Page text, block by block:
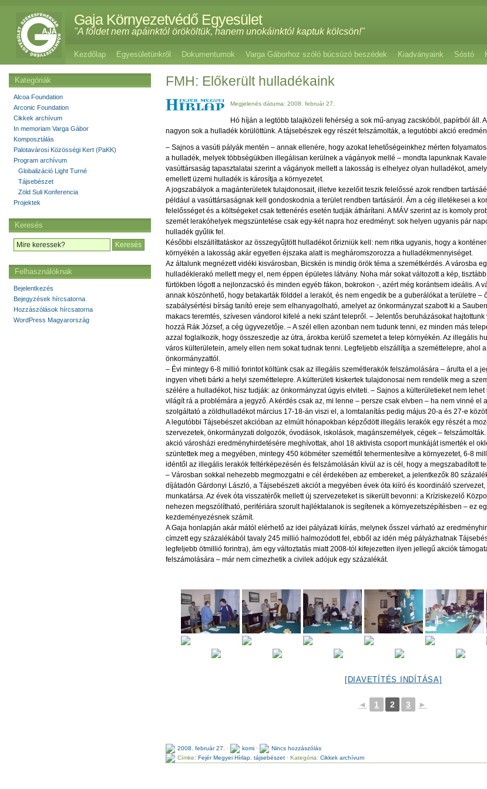
Gaja Környezetvédő Egyesület
"A földet nem apáinktól örököltük, hanem unokáinktól kaptuk kölcsön!"
Kezdőlap Egyesületünkről Dokumentumok Varga Gáborhoz szóló búcsúzó beszédek Kiadványaink Sóstó
FMH: Előkerült hulladékaink
Megjelenés dátuma: 2008. február 27
Hó híján a legtöbb talajközeli fehérség a sok mű-anyag zacskóból, papírból áll.
nagyon sok a hulladék körülöttünk. A tájsebészek egy részét felszámolták, a legutóbbi akció
– Sajnos a vasúti pályák mentén – annak ellenére, hogy azokat lehetőségeinkhez mérten
a hulladék, melyek többségükben illegálisan kerülnek a vágányok mellé – mondta lapunknak
vasúttársaság tapasztalatai szerint a vágányok mellett a lakosság is elhelyez olyan hulladékot,
emellett üzemi hulladék is károsítja a környezetet.
A jogszabályok a magánterületek tulajdonosait, illetve kezelőit teszik felelőssé azok rendben
például a vasúttársaságnak kell gondoskodnia a terület rendben tartásáról. Ám a cég illetékesei a
felelősséget és a költségeket csak tettenérés esetén tudják áthárítani. A MÁV szerint az is komoly
szemét lerakóhelyek megszüntetése csak egy-két napra hoz eredményt: sok helyen ugyanis pár
hulladék gyűlik fel.
Későbbi elszállíttatáskor az összegyűjtött hulladékot őrizniük kell: nem ritka ugyanis, hogy a
környékén a lakosság akár egyetlen éjszaka alatt is megháromszorozza a hulladékmennyiséget.
Az általunk megnézett vidéki kisvárosban, Bicskén is mindig örök téma a szemétkérdés. A városba
hulladéklerakó mellett megy el, nem éppen épületes látvány. Noha már sokat változott a kép,
fürtökben lógott a nejlonzacskó és minden egyéb fákon, bokrokon -, azért még korántsem ideális. A
annak köszönhető, hogy betakarták földdel a lerakót, és nem engedik be a guberálókat a területre –
szabálysértési bírság tanító ereje sem elhanyagolható, amelyet az önkormányzat szabott ki a
makacs teremtés, szívesen vándorol kifelé a neki szánt telepről. – Jelentős beruházásokat
hozzá Rák József, a cég ügyvezetője. – A szél ellen azonban nem tudunk tenni, ez minden más
azzal foglalkozik, hogy összeszedje az útra, árokba kerülő szemetet a telep környékén. Az illegális
város külterületein, amely ellen nem sokat tudnak tenni. Legfeljebb elszállítja a szeméttelepre, ahol
önkormányzattól.
– Évi mintegy 6-8 millió forintot költünk csak az illegális szemétlerakók felszámolására – árulta el a
ingyen viheti bárki a helyi szeméttelepre. A külterületi kiskertek tulajdonosai nem rendelik meg a
szélére a hulladékot, hisz tudják: az önkormányzat úgyis elviteti. – Sajnos a külterületieket nem
világít rá a problémára a jegyző. A kérdés csak az, mi lenne – persze csak elvben – ha nem vinné el
szolgáltató a zöldhulladékot március 17-18-án viszi el, a lomtalanítás pedig május 20-a és 27-e
A legutóbbi Tájsebészet akcióban az elmúlt hónapokban képződött illegális lerakók egy részét a
szervezetek, önkormányzati dolgozók, óvodások, iskolások, magánszemélyek, cégek –
akció városházi eredményhirdetésére meghívottak, ahol 18 aktivista csoport munkáját ismerték el
szüntettek meg a megyében, mintegy 450 köbméter szeméttől tehermentesítve a környezetet, 6-8
idéntől az illegális lerakók feltérképezésén és felszámolásán kívül az is cél, hogy a megszabadított
– Városban sokkal nehezebb megmozgatni e cél érdekében az embereket, a jelentkezők 80
díjátadón Gárdonyi László, a Tájsebészeti akciót a megyében évek óta kiíró és koordináló
munkatársa. Az évek óta visszatérők mellett új szervezeteket is sikerült bevonni: a Kríziskezelő
nehezen megszólítható, perifériára szorult hajléktalanok is segítenek a környezetszépítésben – ez
kezdeményezésnek számít.
A Gaja honlapján akár mától elérhető az idei pályázati kiírás, melynek ősszel várható az
címzett egy százalékából tavaly 245 millió halmozódott fel, ebből az idén még pályázhatnak
legfeljebb ötmillió forintra), ám egy változtatás miatt 2008-tól kifejezetten ilyen jellegű akciók
felszámolására – már nem címezhetik a civilek adójuk egy százalékát.
[DIAVETÍTÉS INDÍTÁSA]
◄ 1 2 3 ►
2008. február 27. · komi ·
Nincs hozzászólás
Címke:Fejér Megyei Hírlap ,tájsebészet · Kategória:Cikkek archívum
Kategóriák
Alcoa Foundation
Arconic Foundation
Cikkek archívum
In memoriam Varga Gábor
Komposztálás
Palotavárosi Közösségi Kert (PaKK)
Program archívum
Globalizáció Light Turné
Tájsebészet
Zöld Suli Konferencia
Projektek
Keresés
Felhasználóknak
Bejelentkezés
Bejegyzések hírcsatorna
Hozzászólások hírcsatorna
WordPress Magyarország